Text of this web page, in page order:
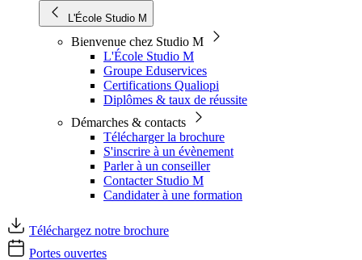
L'École Studio M
Bienvenue chez Studio M
L'École Studio M
Groupe Eduservices
Certifications Qualiopi
Diplômes & taux de réussite
Démarches & contacts
Télécharger la brochure
S'inscrire à un évènement
Parler à un conseiller
Contacter Studio M
Candidater à une formation
Téléchargez notre brochure
Portes ouvertes